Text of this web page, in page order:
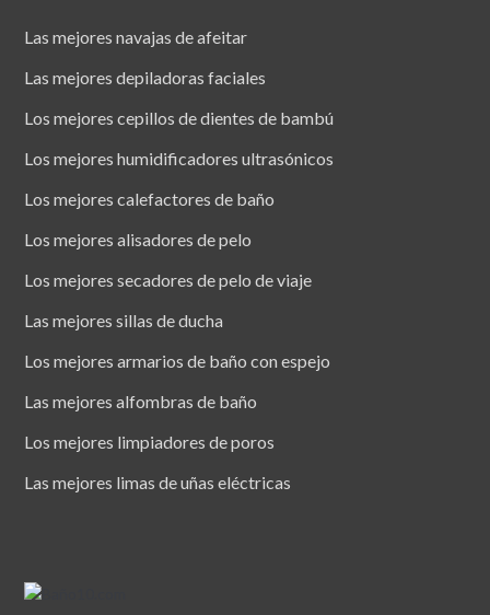
Las mejores navajas de afeitar
Las mejores depiladoras faciales
Los mejores cepillos de dientes de bambú
Los mejores humidificadores ultrasónicos
Los mejores calefactores de baño
Los mejores alisadores de pelo
Los mejores secadores de pelo de viaje
Las mejores sillas de ducha
Los mejores armarios de baño con espejo
Las mejores alfombras de baño
Los mejores limpiadores de poros
Las mejores limas de uñas eléctricas